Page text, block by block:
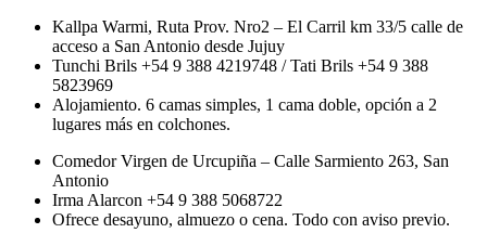
Kallpa Warmi, Ruta Prov. Nro2 – El Carril km 33/5 calle de
acceso a San Antonio desde Jujuy
Tunchi Brils +54 9 388 4219748 / Tati Brils +54 9 388
5823969
Alojamiento. 6 camas simples, 1 cama doble, opción a 2
lugares más en colchones.
Comedor Virgen de Urcupiña – Calle Sarmiento 263, San
Antonio
Irma Alarcon +54 9 388 5068722
Ofrece desayuno, almuezo o cena. Todo con aviso previo.